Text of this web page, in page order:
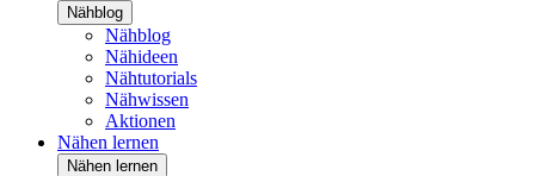
Nähblog
Nähblog
Nähideen
Nähtutorials
Nähwissen
Aktionen
Nähen lernen
Nähen lernen